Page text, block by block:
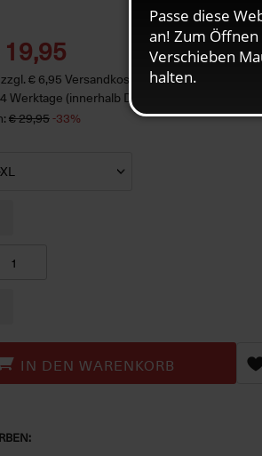
€ 6,95 Versandkosten
Werktage (innerhalb DE)
€ 29,95-33%
IN DEN WARENKORB